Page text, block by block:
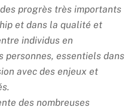
progrès très importants
et dans la qualité et
individus en
personnes, essentiels dans
avec des enjeux et
des nombreuses